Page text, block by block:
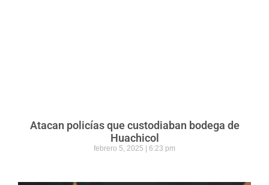
Atacan policías que custodiaban bodega de
Huachicol
febrero 5, 2025 6:23 pm